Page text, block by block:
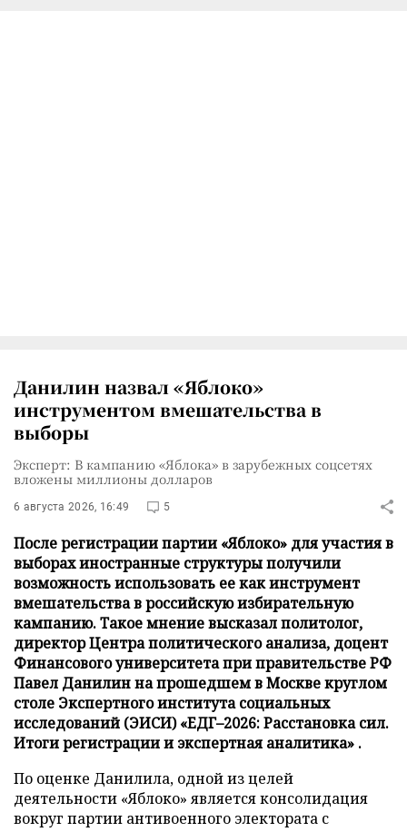
Данилин назвал «Яблоко»
инструментом вмешательства в
выборы
Эксперт: В кампанию «Яблока» в зарубежных соцсетях
вложены миллионы долларов
6 августа 2026, 16:49 5
После регистрации партии «Яблоко» для участия в
выборах иностранные структуры получили
возможность использовать ее как инструмент
вмешательства в российскую избирательную
кампанию. Такое мнение высказал политолог,
директор Центра политического анализа, доцент
Финансового университета при правительстве РФ
Павел Данилин на прошедшем в Москве круглом
столе Экспертного института социальных
исследований (ЭИСИ) «ЕДГ–2026: Расстановка сил.
Итоги регистрации и экспертная аналитика» .
По оценке Данилила, одной из целей
деятельности «Яблоко» является консолидация
вокруг партии антивоенного электората с